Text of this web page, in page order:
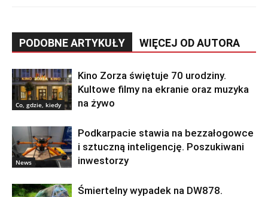
PODOBNE ARTYKUŁY WIĘCEJ OD AUTORA
Co, gdzie, kiedy
Kino Zorza świętuje 70 urodziny.
Kultowe filmy na ekranie oraz muzyka
na żywo
News
Podkarpacie stawia na bezzałogowce
i sztuczną inteligencję. Poszukiwani
inwestorzy
Śmiertelny wypadek na DW878.